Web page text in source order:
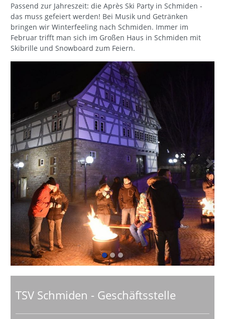
Passend zur Jahreszeit: die Après Ski Party in Schmiden -
das muss gefeiert werden! Bei Musik und Getränken
bringen wir Winterfeeling nach Schmiden. Immer im
Februar trifft man sich im Großen Haus in Schmiden mit
Skibrille und Snowboard zum Feiern.
Previous Next
TSV Schmiden - Geschäftsstelle